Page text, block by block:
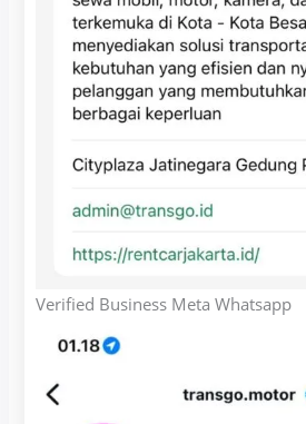
Verified Business Meta Whatsapp